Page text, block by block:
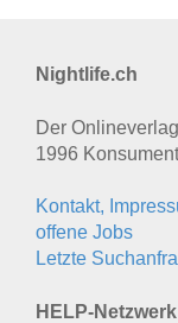
Nightlife.ch
Der
1996
Kontakt,
offene Jobs
Letzte
HELP-Netzwerk